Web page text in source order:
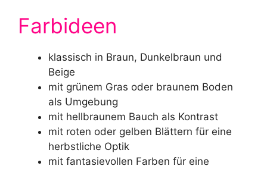
Farbideen
klassisch in Braun, Dunkelbraun und
Beige
mit grünem Gras oder braunem Boden
als Umgebung
mit hellbraunem Bauch als Kontrast
mit roten oder gelben Blättern für eine
herbstliche Optik
mit fantasievollen Farben für eine